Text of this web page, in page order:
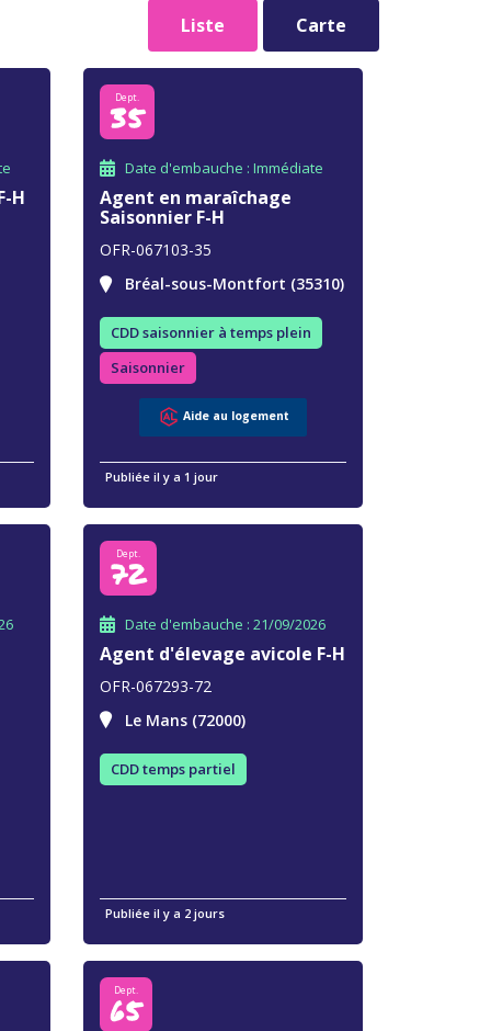
Liste Carte
H
Dept.
35
Date d'embauche : Immédiate
Agent en maraîchage
Saisonnier F-H
OFR-067103-35
Bréal-sous-Montfort (35310)
CDD saisonnier à temps plein
Saisonnier
Aide au logement
Publiée il y a 1 jour
Dept.
72
Date d'embauche : 21/09/2026
Agent d'élevage avicole F-H
OFR-067293-72
Le Mans (72000)
CDD temps partiel
Publiée il y a 2 jours
Dept.
65